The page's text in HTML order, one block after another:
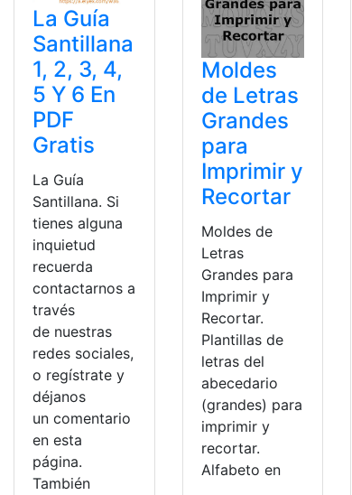
La Guía
Santillana
1, 2, 3, 4,
5 Y 6 En
PDF
Gratis
La Guía
Santillana. Si
tienes alguna
inquietud
recuerda
contactarnos a
través
de nuestras
redes sociales,
o regístrate y
déjanos
un comentario
en esta
página.
También
Moldes
de Letras
Grandes
para
Imprimir y
Recortar
Moldes de
Letras
Grandes para
Imprimir y
Recortar.
Plantillas de
letras del
abecedario
(grandes) para
imprimir y
recortar.
Alfabeto en